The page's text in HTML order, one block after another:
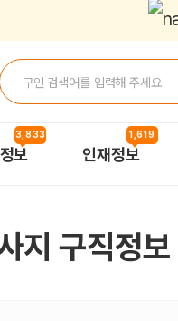
보
3,833
인재정보
1,619
지 구직정보